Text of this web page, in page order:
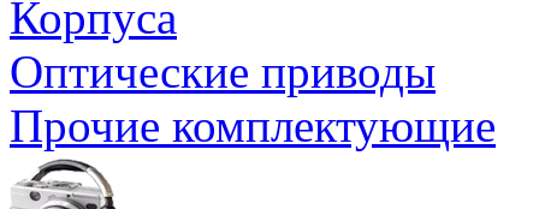
Корпуса
Оптические приводы
Прочие комплектующие